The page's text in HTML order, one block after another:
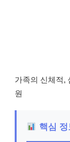
가족의 신체적,
원
핵심 정